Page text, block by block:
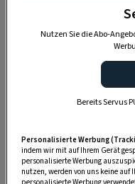
fressen
sie dabei, das
und den Bedarf
reduzieren.
Abbau von
spielen
Abbau von
Nutzen Sie die Abo-
Bereits Servus
Personalisierte Werbung
indem wir mit auf Ihrem Gerät
personalisierte Werbung
nutzen, werden von uns keine